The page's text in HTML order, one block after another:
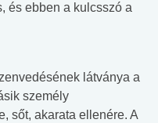
és ebben a kulcsszó a
látványa a
személy
sőt, akarata ellenére. A